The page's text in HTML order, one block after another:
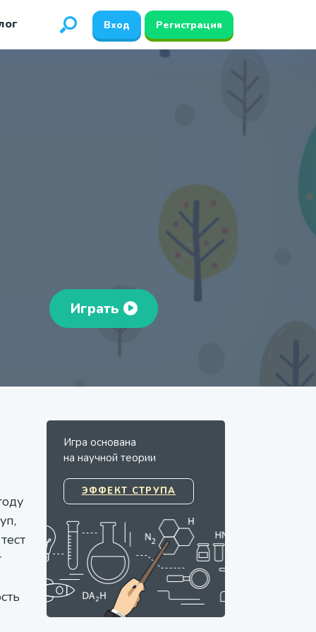
Вход Регистрация
Играть
Игра основана
на научной теории
ЭФФЕКТ СТРУПА